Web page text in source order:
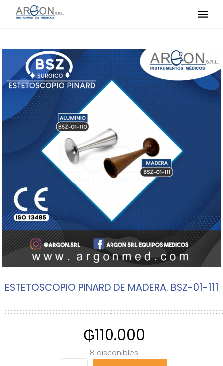
ESTETOSCOPIO PINARD DE MADERA. BSZ-01-111
₲110.000
8 disponibles
ESTETOSCOPIO